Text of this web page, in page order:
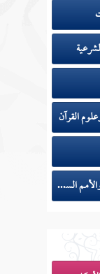
القرآن
التاريخ والأمم السابقة